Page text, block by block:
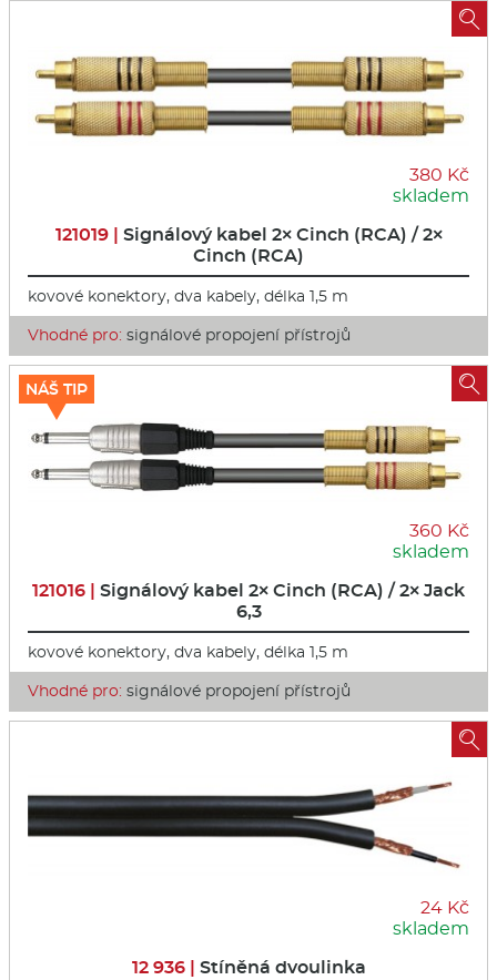
380 Kč
skladem
121019 | Signálový kabel 2× Cinch (RCA) / 2×
Cinch (RCA)
kovové konektory, dva kabely, délka 1,5 m
Vhodné pro: signálové propojení přístrojů

360 Kč
skladem
121016 | Signálový kabel 2× Cinch (RCA) / 2× Jack
6,3
kovové konektory, dva kabely, délka 1,5 m
Vhodné pro: signálové propojení přístrojů
NÁŠ TIP 
24 Kč
skladem
12 936 | Stíněná dvoulinka
